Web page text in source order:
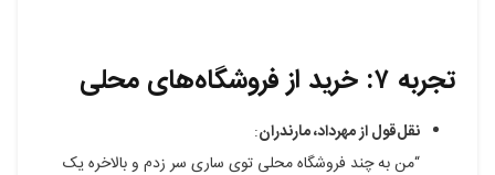
تجربه ۷: خرید از فروشگاه‌های محلی
نقل‌قول از مهرداد، مارندران:
“من به چند فروشگاه محلی توی ساری سر زدم و بالاخره یک